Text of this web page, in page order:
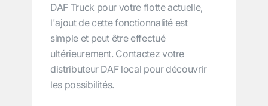
DAF Truck pour votre flotte actuelle,
l'ajout de cette fonctionnalité est
simple et peut être effectué
ultérieurement. Contactez votre
distributeur DAF local pour découvrir
les possibilités.